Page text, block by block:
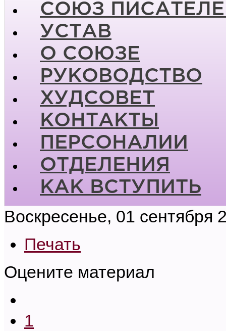
СОЮЗ
УСТАВ
О СОЮЗЕ
РУКОВОДСТВО
ХУДСОВЕТ
КОНТАКТЫ
ПЕРСОНАЛИИ
ОТДЕЛЕНИЯ
КАК ВСТУПИТЬ
Воскресенье, 01 сентября
Печать
Оцените материал
1